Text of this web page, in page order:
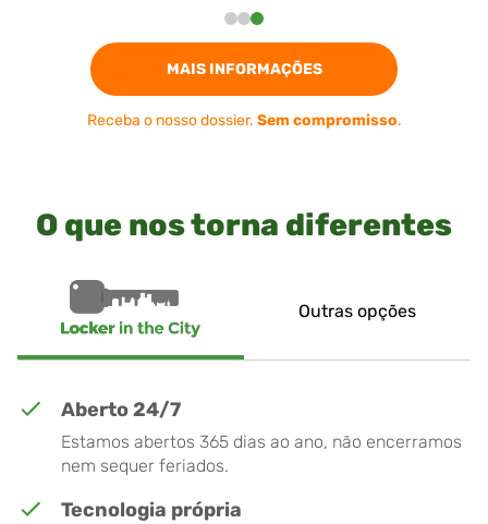
MAIS INFORMAÇÕES
Receba o nosso dossier. Sem compromisso.
O que nos torna diferentes
Outras opções
Aberto 24/7
Estamos abertos 365 dias ao ano, não encerramos
nem sequer feriados.
Tecnologia própria